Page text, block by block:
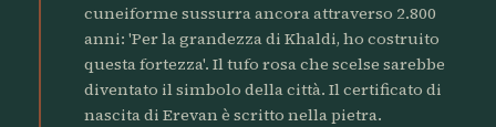
cuneiforme sussurra ancora attraverso 2.800
anni: 'Per la grandezza di Khaldi, ho costruito
questa fortezza'. Il tufo rosa che scelse sarebbe
diventato il simbolo della città. Il certificato di
nascita di Erevan è scritto nella pietra.